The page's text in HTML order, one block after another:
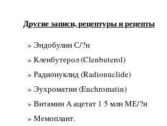
Другие записи, рецептуры и рецепты
» Эндобулин С/?н
» Кленбутерол (Clenbuterol)
» Радионуклид (Radionuclide)
» Эухроматин (Euchromatin)
» Витамин A ацетат 1 5 млн МЕ/?н
» Мемоплант.